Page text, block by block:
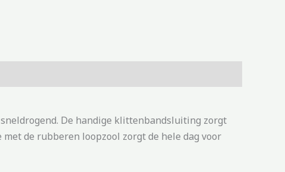
De handige klittenbandsluiting zorgt
de rubberen loopzool zorgt de hele dag voor